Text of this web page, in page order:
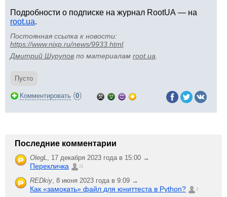
Подробности о подписке на журнал RootUA — на
root.ua.
Постоянная ссылка к новости:
https://www.nixp.ru/news/9933.html.
Дмитрий Шурупов по материалам root.ua
Пусто
Комментировать (0)
Последние комментарии
OlegL, 17 декабря 2023 года в 15:00 →
Перекличка 21
REDkiy, 8 июня 2023 года в 9:09 →
Как «замокать» файл для юниттеста в Python? 2